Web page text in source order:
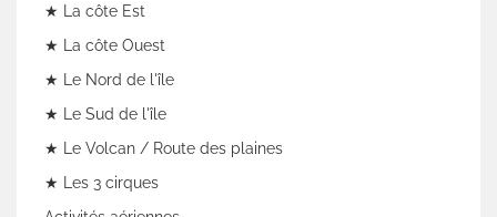
★ La côte Est
★ La côte Ouest
★ Le Nord de l'île
★ Le Sud de l'île
★ Le Volcan / Route des plaines
★ Les 3 cirques